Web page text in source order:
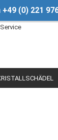
(0) 221